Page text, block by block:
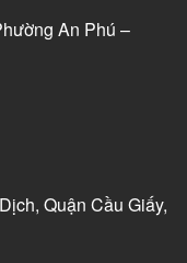
An Phú –
Quận Cầu Giấy,